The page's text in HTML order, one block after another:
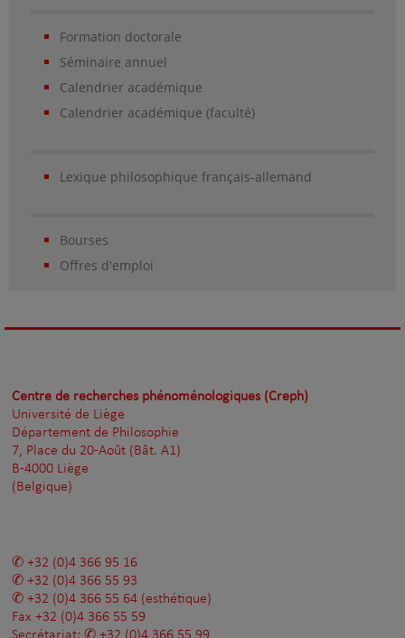
Formation doctorale
Séminaire annuel
Calendrier académique
Calendrier académique (faculté)
Lexique philosophique français-allemand
Bourses
Offres d'emploi
Centre de recherches phénoménologiques (Creph)
Université de Liège
Département de Philosophie
7, Place du 20-Août (Bât. A1)
B-4000 Liège
(Belgique)
+32 (0)4 366 95 16
+32 (0)4 366 55 93
+32 (0)4 366 55 64 (esthétique)
Fax +32 (0)4 366 55 59